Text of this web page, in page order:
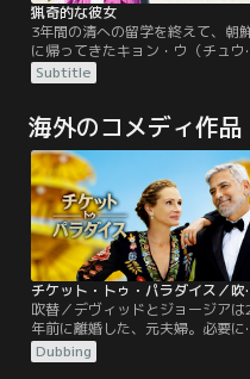
猟奇的な彼女
3年間の清への留学を終えて、朝
に帰ってきたキョン・ウ（チュウ
ン）は国の宝とうたわれる秀才。そ
んな彼の帰国を祝って祝宴が開か
だが、そこには今にも川に落ちそう
な…泥酔女（オ・ヨンソ）！？仕
なく泥酔女を助けたキョン・ウだ
たが、彼女は恩人であるキョン・
を変態だと勘違いしてしまう。
Subtitle
海外のコメディ作品
チケット・トゥ・パ
吹替／デヴィッドとジョージアは
年前に離婚した、元夫婦。必要に
られて会っても、いがみ合いばかり
している。愛娘リリーがロースクー
Dubbing